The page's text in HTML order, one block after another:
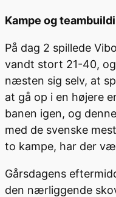
Kampe og
På dag 2 spillede
vandt stort 21-40,
næsten sig selv, at
at gå op i en højere
banen igen, og
med de svenske
to kampe, har der
Gårsdagens
den nærliggende